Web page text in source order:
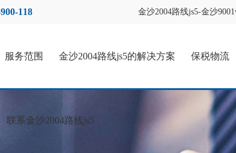
118 金沙2004路线js5-金沙
服务范围 金沙2004路线js5的解决方案 保税物流
联系金沙2004路线js5